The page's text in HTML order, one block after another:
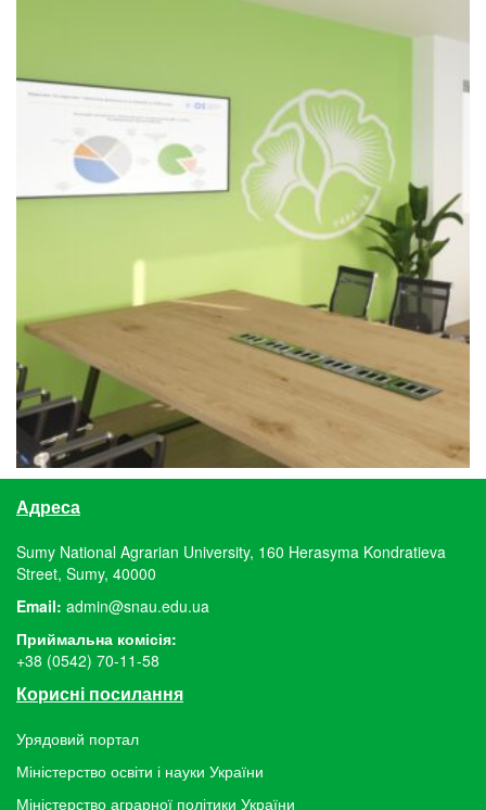
Адреса
Sumy National Agrarian University, 160 Herasyma Kondratieva
Street, Sumy, 40000
Email: admin@snau.edu.ua
Приймальна комісія:
+38 (0542) 70-11-58
Корисні посилання
Урядовий портал
Міністерство освіти і науки України
Міністерство аграрної політики України